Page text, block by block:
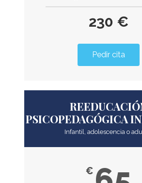
230 €
Pedir cita
PSICOPEDAGÓGICA
Infantil, adolescencia o
€